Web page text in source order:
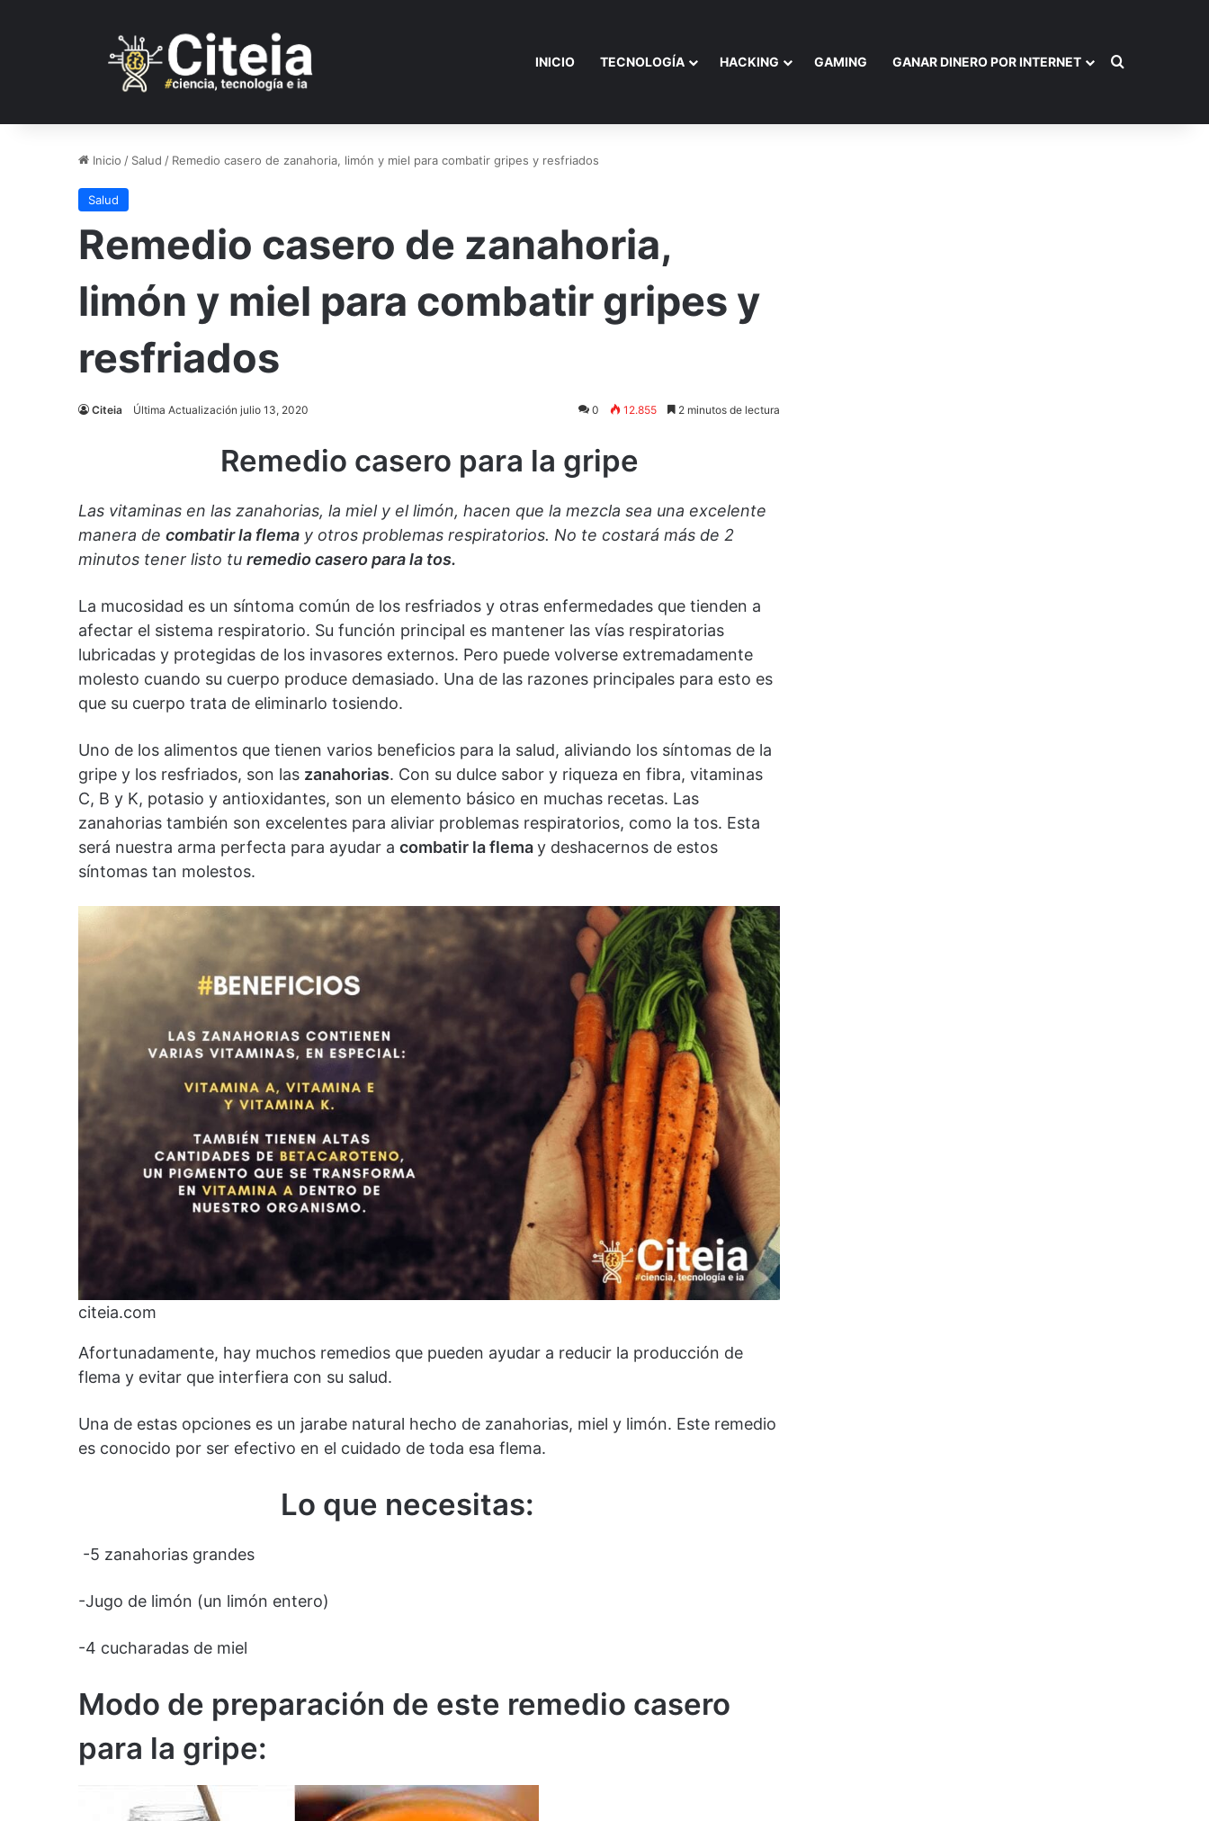
INICIO TECNOLOGÍA HACKING GAMING GANAR DINERO POR INTERNET Buscar por
Inicio / Salud / Remedio casero de zanahoria, limón y miel para combatir gripes y resfriados
Salud
Remedio casero de zanahoria,
limón y miel para combatir gripes y
resfriados
Citeia Última Actualización julio 13, 2020 0 12.855 2 minutos de lectura
Remedio casero para la gripe
Las vitaminas en las zanahorias, la miel y el limón, hacen que la mezcla sea una excelente
manera de combatir la flema y otros problemas respiratorios. No te costará más de 2
minutos tener listo tu remedio casero para la tos.
La mucosidad es un síntoma común de los resfriados y otras enfermedades que tienden a
afectar el sistema respiratorio. Su función principal es mantener las vías respiratorias
lubricadas y protegidas de los invasores externos. Pero puede volverse extremadamente
molesto cuando su cuerpo produce demasiado. Una de las razones principales para esto es
que su cuerpo trata de eliminarlo tosiendo.
Uno de los alimentos que tienen varios beneficios para la salud, aliviando los síntomas de la
gripe y los resfriados, son las zanahorias. Con su dulce sabor y riqueza en fibra, vitaminas
C, B y K, potasio y antioxidantes, son un elemento básico en muchas recetas. Las
zanahorias también son excelentes para aliviar problemas respiratorios, como la tos. Esta
será nuestra arma perfecta para ayudar a combatir la flemay deshacernos de estos
síntomas tan molestos.
citeia.com
Afortunadamente, hay muchos remedios que pueden ayudar a reducir la producción de
flema y evitar que interfiera con su salud.
Una de estas opciones es un jarabe natural hecho de zanahorias, miel y limón. Este remedio
es conocido por ser efectivo en el cuidado de toda esa flema.
Lo que necesitas:
-5 zanahorias grandes
-Jugo de limón (un limón entero)
-4 cucharadas de miel
Modo de preparación de este remedio casero
para la gripe: